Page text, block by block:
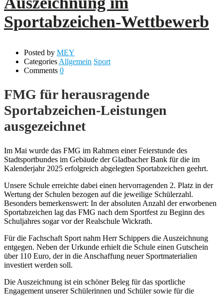
Sportabzeichen-Wettbewerb
Posted by MEY
Categories Allgemein Sport
Comments 0
FMG für herausragende
Sportabzeichen-Leistungen
ausgezeichnet
Im Mai wurde das FMG im Rahmen einer Feierstunde des
Stadtsportbundes im Gebäude der Gladbacher Bank für die im
Kalenderjahr 2025 erfolgreich abgelegten Sportabzeichen geehrt.
Unsere Schule erreichte dabei einen hervorragenden 2. Platz in der
Wertung der Schulen bezogen auf die jeweilige Schülerzahl.
Besonders bemerkenswert: In der absoluten Anzahl der erworbenen
Sportabzeichen lag das FMG nach dem Sportfest zu Beginn des
Schuljahres sogar vor der Realschule Wickrath.
Für die Fachschaft Sport nahm Herr Schippers die Auszeichnung
entgegen. Neben der Urkunde erhielt die Schule einen Gutschein
über 110 Euro, der in die Anschaffung neuer Sportmaterialien
investiert werden soll.
Die Auszeichnung ist ein schöner Beleg für das sportliche
Engagement unserer Schülerinnen und Schüler sowie für die